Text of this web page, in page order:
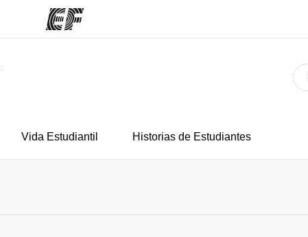
Vida Estudiantil Historias de Estudiantes